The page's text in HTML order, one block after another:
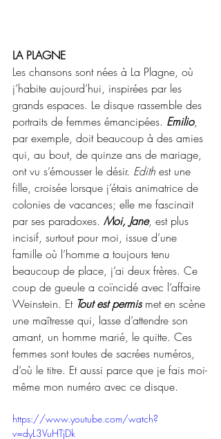
LA PLAGNE
Les chansons sont nées à La Plagne, où
j’habite aujourd’hui, inspirées par les
grands espaces. Le disque rassemble des
portraits de femmes émancipées. Emilio,
par exemple, doit beaucoup à des amies
qui, au bout, de quinze ans de mariage,
ont vu s’émousser le désir. Edith est une
fille, croisée lorsque j’étais animatrice de
colonies de vacances; elle me fascinait
par ses paradoxes. Moi, Jane, est plus
incisif, surtout pour moi, issue d’une
famille où l’homme a toujours tenu
beaucoup de place, j’ai deux frères. Ce
coup de gueule a coïncidé avec l’affaire
Weinstein. Et Tout est permis met en scène
une maîtresse qui, lasse d’attendre son
amant, un homme marié, le quitte. Ces
femmes sont toutes de sacrées numéros,
d’où le titre. Et aussi parce que je fais moi-
même mon numéro avec ce disque.
https://www.youtube.com/watch?
v=dyL3VuHTjDk